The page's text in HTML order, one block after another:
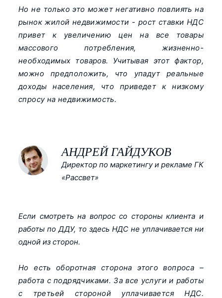
Но не только это может негативно повлиять на
рынок жилой недвижимости - рост ставки НДС
привет к увеличению цен на все товары
массового потребления, жизненно-
необходимых товаров. Учитывая этот фактор,
можно предположить, что упадут реальные
доходы населения, что приведет к низкому
спросу на недвижимость.
АНДРЕЙ ГАЙДУКОВ
Директор по маркетингу и рекламе ГК
«Рассвет»
Если смотреть на вопрос со стороны клиента и
работы по ДДУ, то здесь НДС не уплачивается ни
одной из сторон.
Но есть оборотная сторона этого вопроса –
работа с подрядчиками. За все услуги и работы
с третьей стороной уплачивается НДС.